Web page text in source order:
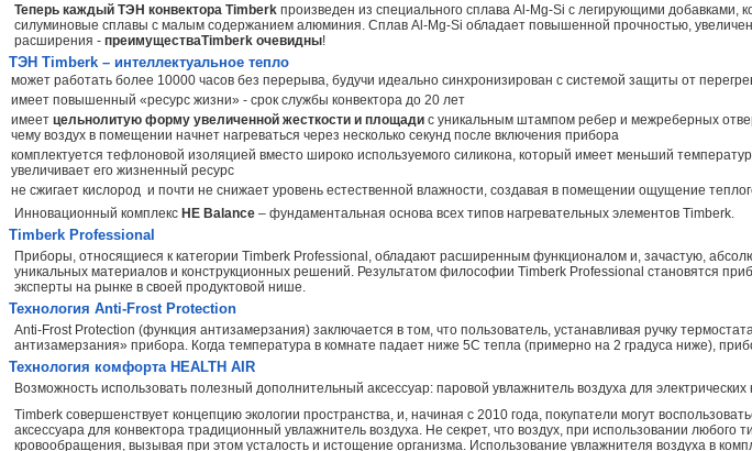
Теперь каждый ТЭН конвектора Timberk произведен из специального сплава Al-Mg-Si с легирующими
силуминовые сплавы с малым содержанием алюминия. Сплав Al-Mg-Si обладает повышенной прочностью,
расширения - преимуществаTimberk очевидны!
ТЭН Timberk – интеллектуальное тепло
может работать более 10000 часов без перерыва, будучи идеально синхронизирован с системой защиты от
имеет повышенный «ресурс жизни» - срок службы конвектора до 20 лет
имеет цельнолитую форму увеличенной жесткости и площади с уникальным штампом ребер и межреберных
чему воздух в помещении начнет нагреваться через несколько секунд после включения прибора
комплектуется тефлоновой изоляцией вместо широко используемого силикона, который имеет меньший
увеличивает его жизненный ресурс
не сжигает кислород и почти не снижает уровень естественной влажности, создавая в помещении ощущение
Инновационный комплекс HE Balance – фундаментальная основа всех типов нагревательных элементов Timberk.
Timberk Professional
Приборы, относящиеся к категории Timberk Professional, обладают расширенным функционалом и, зачастую,
уникальных материалов и конструкционных решений. Результатом философии Timberk Professional становятся
эксперты на рынке в своей продуктовой нише.
Технология Anti-Frost Protection
Anti-Frost Protection (функция антизамерзания) заключается в том, что пользователь, устанавливая ручку
антизамерзания» прибора. Когда температура в комнате падает ниже 5С тепла (примерно на 2 градуса ниже),
Технология комфорта HEALTH AIR
Возможность использовать полезный дополнительный аксессуар: паровой увлажнитель воздуха для электрических
Timberk совершенствует концепцию экологии пространства, и, начиная с 2010 года, покупатели могут
аксессуара для конвектора традиционный увлажнитель воздуха. Не секрет, что воздух, при использовании
кровообращения, вызывая при этом усталость и истощение организма. Использование увлажнителя воздуха в